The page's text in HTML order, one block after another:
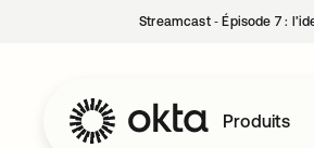
Streamcast ‑ Épisode 7 :
Produits